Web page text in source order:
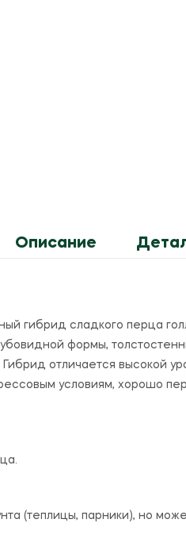
Описание
гибрид сладкого перца
формы,
Гибрид отличается высокой
условиям, хорошо
(теплицы, парники), но